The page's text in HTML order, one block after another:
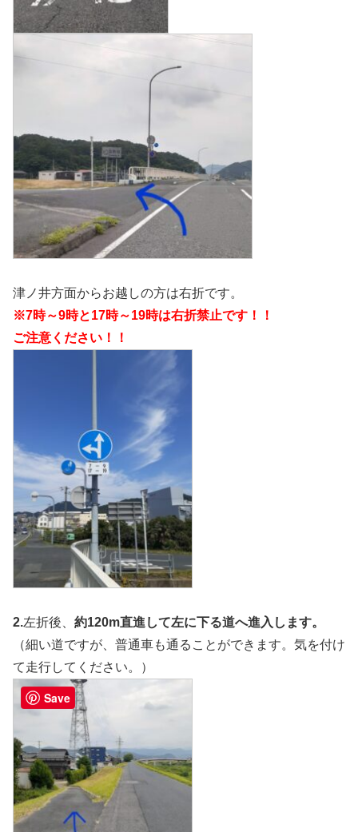
津ノ井方面からお越しの方は右折です。
※7時～9時と17時～19時は右折禁止です！！
ご注意ください！！
2.左折後、 約120m直進して左に下る道へ進入します。
（細い道ですが、普通車も通ることができます。気を付け
て走行してください。）
Save